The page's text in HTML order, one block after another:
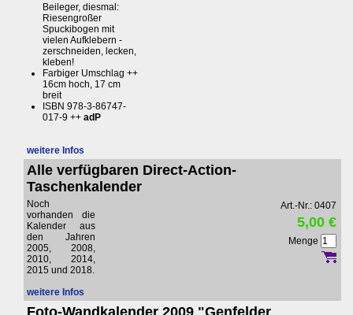
Beileger, diesmal:
Riesengroßer
Spuckibogen mit
vielen Aufklebern -
zerschneiden, lecken,
kleben!
Farbiger Umschlag ++
16cm hoch, 17 cm
breit
ISBN 978-3-86747-
017-9 ++ adP
weitere Infos
Alle verfügbaren Direct-Action-
Taschenkalender
Noch
vorhanden die
Kalender aus
den Jahren
2005, 2008,
2010, 2014,
2015 und 2018.
weitere Infos
Art.-Nr.: 0407
5,00 €
Menge
Foto-Wandkalender 2009 "Genfelder